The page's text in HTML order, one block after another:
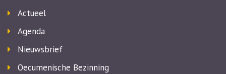
Actueel
Agenda
Nieuwsbrief
Oecumenische Bezinning